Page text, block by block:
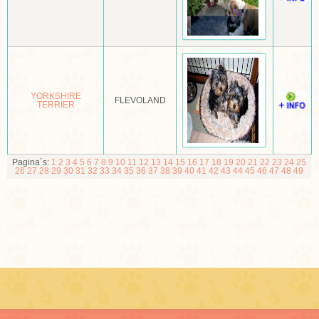
MUDI
NOORSE BUHUND
NORBOTTENSPETS (POHJANPYSTYKORVA)
YORKSHIRE
TERRIER
FLEVOLAND
Pagina´s: 1 2 3 4 5 6 7 8 9 10 11 12 13 14 15 16 17 18 19 20 21 22 23 24 25
26 27 28 29 30 31 32 33 34 35 36 37 38 39 40 41 42 43 44 45 46 47 48 49